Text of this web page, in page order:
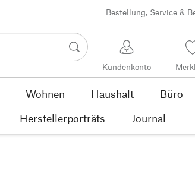
Bestellung, Service &
Kundenkonto
Wohnen Haushalt Büro
Herstellerporträts Journal